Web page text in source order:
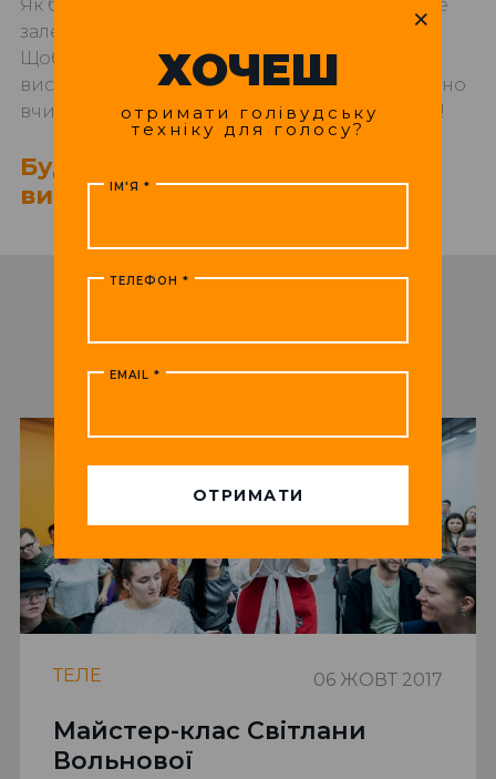
Як бачимо, зарплати в Україні дуже різні! Все
залежить від рівня та затребуваності актора.
Щоб збудувати успішну, а головне -
високооплачувану акторську кар'єру, потрібно
вчитися, розвиватися і не боятися кастингів!
Будьте впевнені у собі, і все
вийде!
ДОПИСИ
ТЕЛЕ 06 ЖОВТ 2017
Майстер-клас Світлани
Вольнової
×
ХОЧЕШ
отримати голівудську
техніку для голосу?
ІМ'Я *
ТЕЛЕФОН *
EMAIL *
Turnstile*
ОТРИМАТИ